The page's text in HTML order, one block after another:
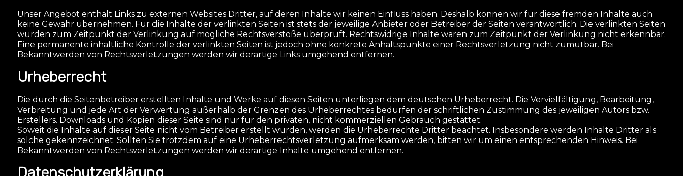
Unser Angebot enthält Links zu externen Websites Dritter, auf deren Inhalte wir keinen Einfluss haben. Deshalb können wir für diese fremden Inhalte auch
keine Gewähr übernehmen. Für die Inhalte der verlinkten Seiten ist stets der jeweilige Anbieter oder Betreiber der Seiten verantwortlich. Die verlinkten Seiten
wurden zum Zeitpunkt der Verlinkung auf mögliche Rechtsverstöße überprüft. Rechtswidrige Inhalte waren zum Zeitpunkt der Verlinkung nicht erkennbar.
Eine permanente inhaltliche Kontrolle der verlinkten Seiten ist jedoch ohne konkrete Anhaltspunkte einer Rechtsverletzung nicht zumutbar. Bei
Bekanntwerden von Rechtsverletzungen werden wir derartige Links umgehend entfernen.
Urheberrecht
Die durch die Seitenbetreiber erstellten Inhalte und Werke auf diesen Seiten unterliegen dem deutschen Urheberrecht. Die Vervielfältigung, Bearbeitung,
Verbreitung und jede Art der Verwertung außerhalb der Grenzen des Urheberrechtes bedürfen der schriftlichen Zustimmung des jeweiligen Autors bzw.
Erstellers. Downloads und Kopien dieser Seite sind nur für den privaten, nicht kommerziellen Gebrauch gestattet.
Soweit die Inhalte auf dieser Seite nicht vom Betreiber erstellt wurden, werden die Urheberrechte Dritter beachtet. Insbesondere werden Inhalte Dritter als
solche gekennzeichnet. Sollten Sie trotzdem auf eine Urheberrechtsverletzung aufmerksam werden, bitten wir um einen entsprechenden Hinweis. Bei
Bekanntwerden von Rechtsverletzungen werden wir derartige Inhalte umgehend entfernen.
Datenschutzerklärung